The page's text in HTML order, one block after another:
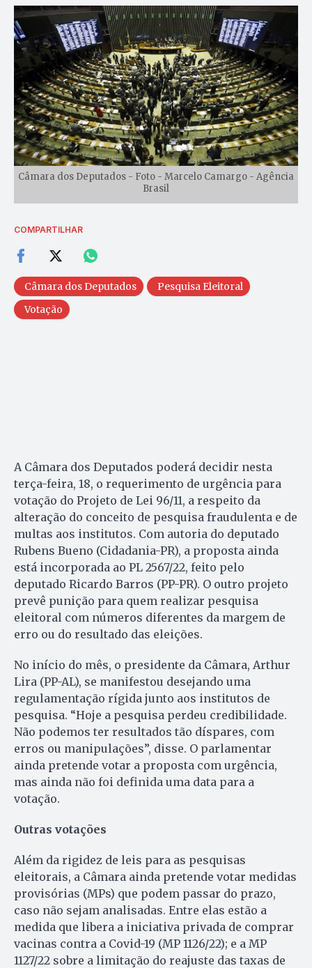
Câmara dos Deputados - Foto - Marcelo Camargo - Agência
Brasil
COMPARTILHAR
Câmara dos Deputados
Pesquisa Eleitoral
Votação
A Câmara dos Deputados poderá decidir nesta
terça-feira, 18, o requerimento de urgência para
votação do Projeto de Lei 96/11, a respeito da
alteração do conceito de pesquisa fraudulenta e de
multas aos institutos. Com autoria do deputado
Rubens Bueno (Cidadania-PR), a proposta ainda
está incorporada ao PL 2567/22, feito pelo
deputado Ricardo Barros (PP-PR). O outro projeto
prevê punição para quem realizar pesquisa
eleitoral com números diferentes da margem de
erro ou do resultado das eleições.
No início do mês, o presidente da Câmara, Arthur
Lira (PP-AL), se manifestou desejando uma
regulamentação rígida junto aos institutos de
pesquisa. “Hoje a pesquisa perdeu credibilidade.
Não podemos ter resultados tão díspares, com
erros ou manipulações”, disse. O parlamentar
ainda pretende votar a proposta com urgência,
mas ainda não foi definida uma data para a
votação.
Outras votações
Além da rigidez de leis para as pesquisas
eleitorais, a Câmara ainda pretende votar medidas
provisórias (MPs) que podem passar do prazo,
caso não sejam analisadas. Entre elas estão a
medida que libera a iniciativa privada de comprar
vacinas contra a Covid-19 (MP 1126/22); e a MP
1127/22 sobre a limitação do reajuste das taxas de